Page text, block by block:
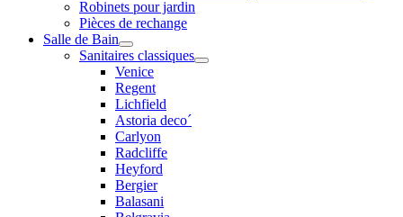
Robinets pour jardin
Pièces de rechange
Salle de Bain
Sanitaires classiques
Venice
Regent
Lichfield
Astoria deco´
Carlyon
Radcliffe
Heyford
Bergier
Balasani